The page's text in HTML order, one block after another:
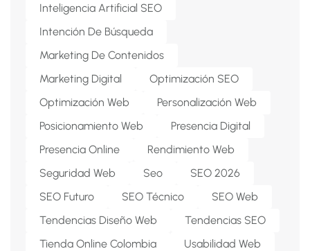
Inteligencia Artificial SEO
Intención De Búsqueda
Marketing De Contenidos
Marketing Digital
Optimización SEO
Optimización Web
Personalización Web
Posicionamiento Web
Presencia Digital
Presencia Online
Rendimiento Web
Seguridad Web
Seo
SEO 2026
SEO Futuro
SEO Técnico
SEO Web
Tendencias Diseño Web
Tendencias SEO
Tienda Online Colombia
Usabilidad Web